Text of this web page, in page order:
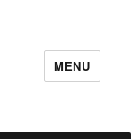
MENU